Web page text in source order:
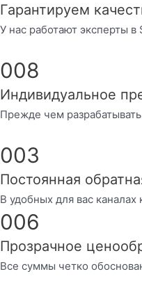
Гарантируем
У нас работают эксперты
008
Индивидуальное
Прежде чем
003
Постоянная
В удобных для вас
006
Прозрачное
Все суммы четко